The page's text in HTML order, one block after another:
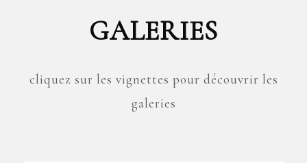
GALERIES
cliquez sur les vignettes pour découvrir les
galeries